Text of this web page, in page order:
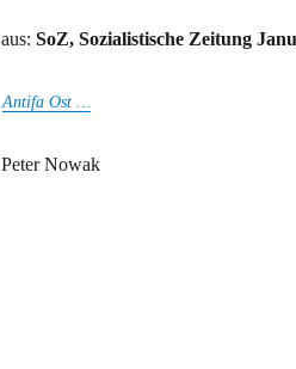
aus: SoZ, Sozialistische Zeitung
Antifa Ost …
Peter Nowak